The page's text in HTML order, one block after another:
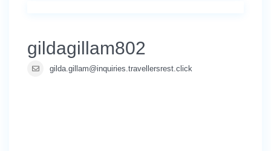
gildagillam802
gilda.gillam@inquiries.travellersrest.click